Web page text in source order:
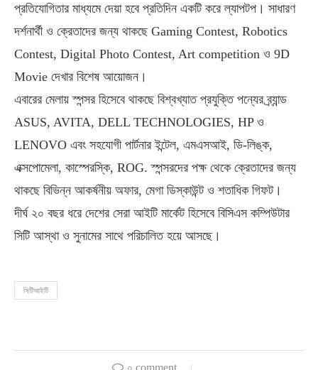
প্রতিযোগিতার মাধ্যমে দেয়া হবে প্রতিদিন একটি করে ল্যাপটপ। সাধারণ
দর্শনার্থী ও ক্রেতাদের জন্য থাকছে Gaming Contest, Robotics
Contest, Digital Photo Contest, Art competition ও 9D
Movie দেখার বিশেষ আয়োজন।
এবারের মেলায় স্পন্সর হিসেবে থাকছে বিশ্বখ্যাত প্রযুক্তি পন্যের ব্র্যান্ড
ASUS, AVITA, DELL TECHNOLOGIES, HP ও
LENOVO এবং সহযোগী পার্টনার ইন্টেল, এমএসআই, ডি-লিঙ্ক,
এক্সপোমেলা, কাস্পেরস্কি, ROG. স্পন্সরদের পক্ষ থেকে ক্রেতাদের জন্য
থাকছে বিভিন্ন আকর্ষনীয় অফার, মেগা ডিস্কাউন্ট ও শতাধিক গিফট।
দীর্ঘ ২০ বছর ধরে দেশের সেরা আইটি মার্কেট হিসেবে বিসিএস কম্পিউটার
সিটি আস্থা ও সুনামের সাথে পরিচালিত হয়ে আসছে।
সিটিআইটি
০ comment